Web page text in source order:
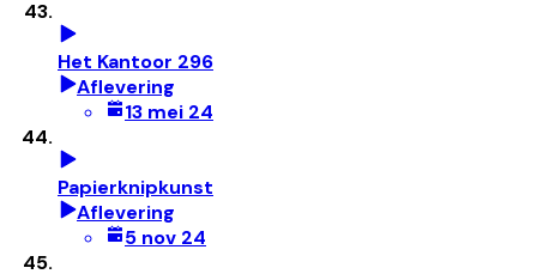
Het Kantoor 296
Aflevering
13 mei 24
Papierknipkunst
Aflevering
5 nov 24